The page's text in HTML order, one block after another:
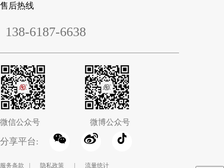
售后热线
138-6187-6638
微信公众号 微博公众号
分享平台:
服务条款 | 隐私政策 | 流量统计